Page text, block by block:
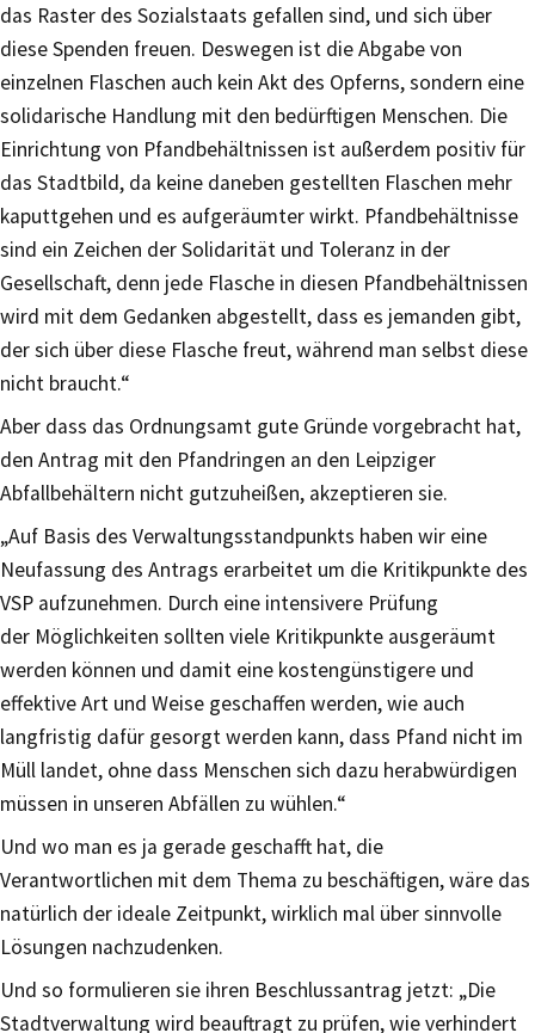
das Raster des Sozialstaats gefallen sind, und sich über
diese Spenden freuen. Deswegen ist die Abgabe von
einzelnen Flaschen auch kein Akt des Opferns, sondern eine
solidarische Handlung mit den bedürftigen Menschen. Die
Einrichtung von Pfandbehältnissen ist außerdem positiv für
das Stadtbild, da keine daneben gestellten Flaschen mehr
kaputtgehen und es aufgeräumter wirkt. Pfandbehältnisse
sind ein Zeichen der Solidarität und Toleranz in der
Gesellschaft, denn jede Flasche in diesen Pfandbehältnissen
wird mit dem Gedanken abgestellt, dass es jemanden gibt,
der sich über diese Flasche freut, während man selbst diese
nicht braucht.“
Aber dass das Ordnungsamt gute Gründe vorgebracht hat,
den Antrag mit den Pfandringen an den Leipziger
Abfallbehältern nicht gutzuheißen, akzeptieren sie.
„Auf Basis des Verwaltungsstandpunkts haben wir eine
Neufassung des Antrags erarbeitet um die Kritikpunkte des
VSP aufzunehmen. Durch eine intensivere Prüfung
der Möglichkeiten sollten viele Kritikpunkte ausgeräumt
werden können und damit eine kostengünstigere und
effektive Art und Weise geschaffen werden, wie auch
langfristig dafür gesorgt werden kann, dass Pfand nicht im
Müll landet, ohne dass Menschen sich dazu herabwürdigen
müssen in unseren Abfällen zu wühlen.“
Und wo man es ja gerade geschafft hat, die
Verantwortlichen mit dem Thema zu beschäftigen, wäre das
natürlich der ideale Zeitpunkt, wirklich mal über sinnvolle
Lösungen nachzudenken.
Und so formulieren sie ihren Beschlussantrag jetzt: „Die
Stadtverwaltung wird beauftragt zu prüfen, wie verhindert